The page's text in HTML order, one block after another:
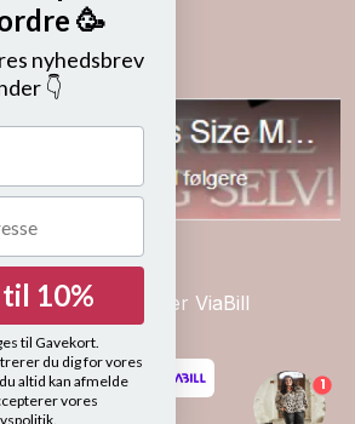
mobilepay eller ViaBill
1
🥳
nyhedsbrev
👇
10%
til Gavekort.
du dig for vores
altid kan afmelde
vores